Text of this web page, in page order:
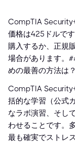
CompTIA
価格は425ドルで
購入するか、正規
場合があります。
めの最善の方法は？
CompTIA
括的な学習（公式
なラボ演習、そし
わせることです。
最も確実でストレ